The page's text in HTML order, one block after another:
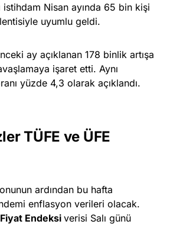
istihdam Nisan ayında 65 bin kişi
uyumlu geldi.
ay açıklanan 178 binlik artışa
işaret etti. Aynı
yüzde 4,3 olarak açıklandı.
TÜFE ve ÜFE
ardından bu hafta
enflasyon verileri olacak.
Endeksiverisi Salı günü